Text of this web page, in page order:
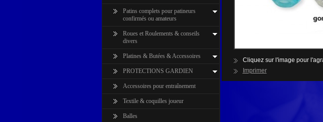
Patins complets pour patineurs
confirmés ou amateurs
Roues et Roulements & conseils
divers
Platines & Butées & Accessoires
PROTECTIONS GARDIEN
Accessoires pour entraînement
Textile & coquilles joueur
Balles
Cliquez sur l'image pour
Imprimer